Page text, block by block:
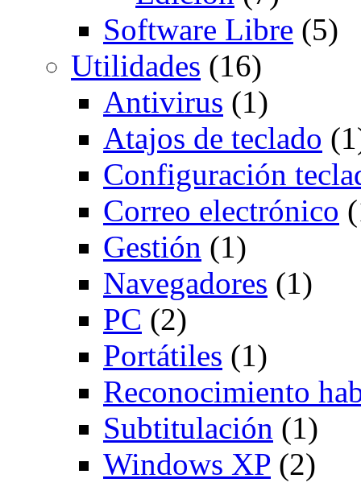
Software Libre (5)
Utilidades (16)
Antivirus (1)
Atajos de teclado
Configuración
Correo electrónico
Gestión (1)
Navegadores (1)
PC (2)
Portátiles (1)
Reconocimiento
Subtitulación (1)
Windows XP (2)